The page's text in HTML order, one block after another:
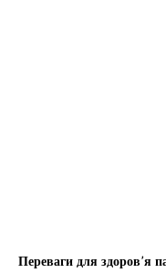
Переваги для здоров’я